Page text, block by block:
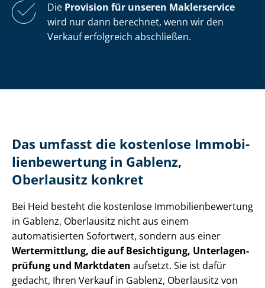
Die Provision für unseren Maklerservice
wird nur dann berechnet, wenn wir den
Verkauf erfolgreich abschließen.
Das umfasst die kostenlose Im­mo­bi­
li­en­be­wer­tung in Gablenz,
Oberlausitz konkret
Bei Heid besteht die kostenlose Im­mo­bi­li­en­be­wer­tung
in Gablenz, Oberlausitz nicht aus einem
automatisierten Sofortwert, sondern aus einer
Wertermittlung, die auf Besichtigung, Un­ter­la­gen­
prü­fung und Marktdaten aufsetzt. Sie ist dafür
gedacht, Ihren Verkauf in Gablenz, Oberlausitz von